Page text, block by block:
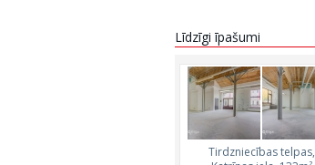
Līdzīgi īpašumi
Tirdzniecības telpas,